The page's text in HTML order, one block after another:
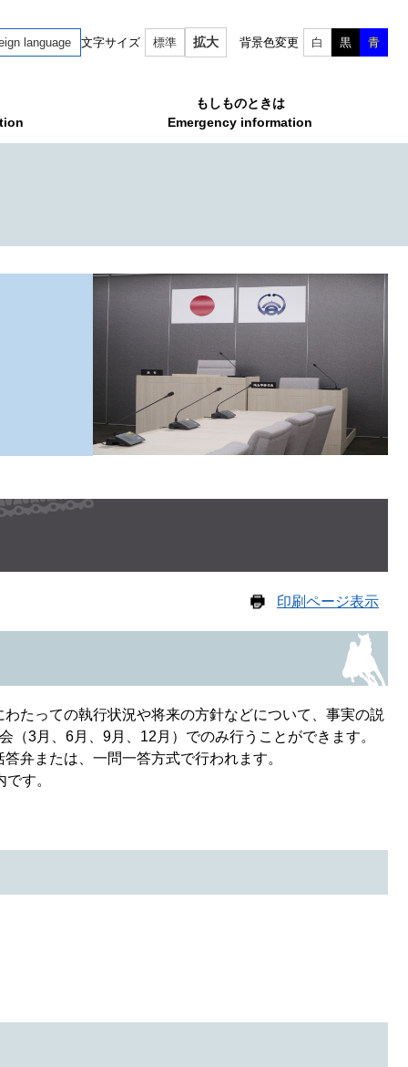
language 文字サイズ 標準 拡大 背景色変更 白 黒 青
もしものときは
Emergency information
印刷ページ表示
たっての執行状況や将来の方針などについて、事実の説
3月、6月、9月、12月）でのみ行うことができます。
弁または、一問一答方式で行われます。
す。